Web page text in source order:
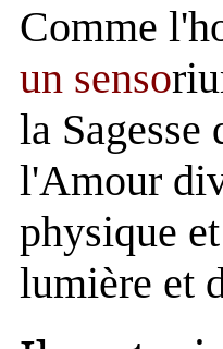
Comme
un senso
la
l'Amour
physique
lumière et